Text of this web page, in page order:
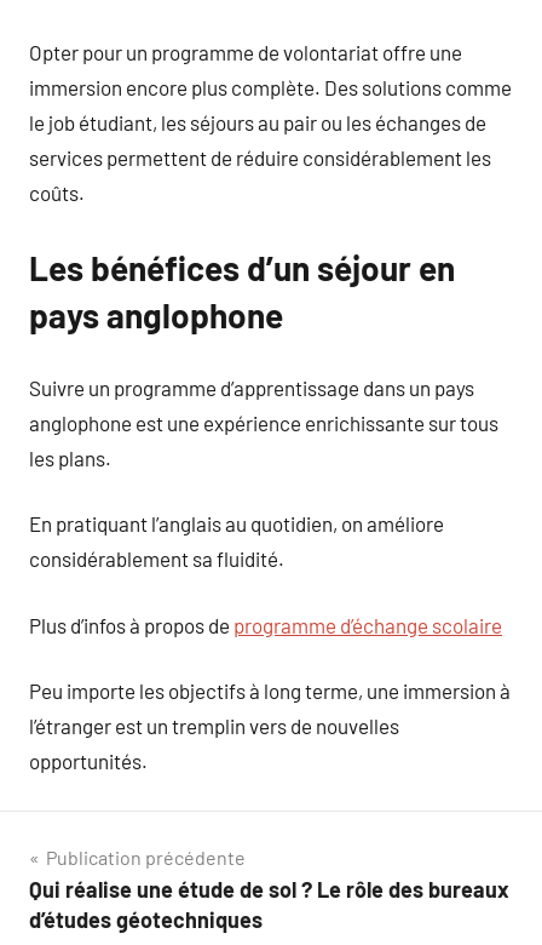
Opter pour un programme de volontariat offre une
immersion encore plus complète. Des solutions comme
le job étudiant, les séjours au pair ou les échanges de
services permettent de réduire considérablement les
coûts.
Les bénéfices d’un séjour en
pays anglophone
Suivre un programme d’apprentissage dans un pays
anglophone est une expérience enrichissante sur tous
les plans.
En pratiquant l’anglais au quotidien, on améliore
considérablement sa fluidité.
Plus d’infos à propos de programme d’échange scolaire
Peu importe les objectifs à long terme, une immersion à
l’étranger est un tremplin vers de nouvelles
opportunités.
Navigation
de
Publication précédente
Qui réalise une étude de sol ? Le rôle des bureaux
d’études géotechniques